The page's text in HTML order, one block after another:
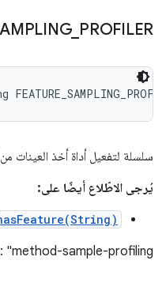
_ PROFILER
سلسلة لتفعيل أداة أخذ العينات
يُرجى الاطّلاع أيضًا على:
"method-sample-profiling"